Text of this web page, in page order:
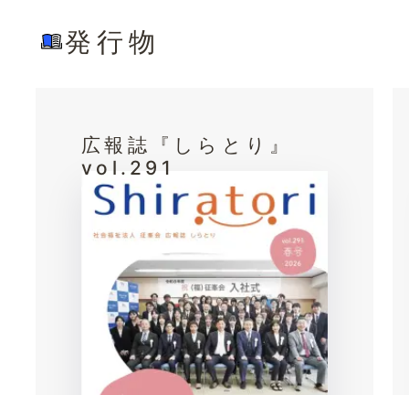
発行物
広報誌『しらとり』
vol.291